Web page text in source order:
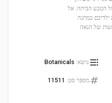
הטבע הביתה. אל
במתנה
של הנאה
נושא:
Botanicals
מספר סט:
11511